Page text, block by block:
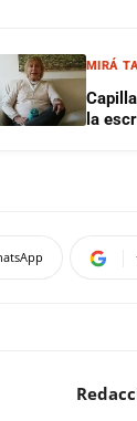
MIRÁ
la